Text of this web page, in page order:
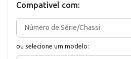
Compativel com:
ou selecione um modelo: